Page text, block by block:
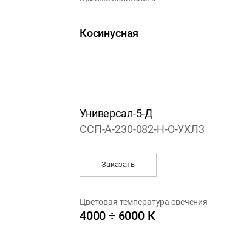
Косинусная
Универсал-5-Д
ССП-А-230-082-Н-О-УХЛ3
Заказать
Цветовая температура свечения
4000 ÷ 6000 К